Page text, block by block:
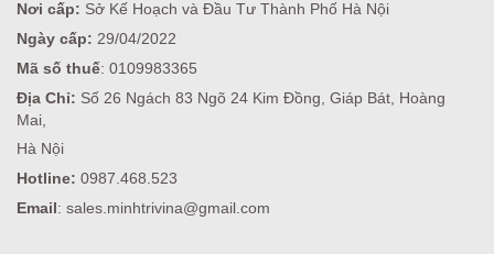
Nơi cấp: Sở Kế Hoạch và Đầu Tư Thành Phố Hà Nội
Ngày cấp: 29/04/2022
Mã số thuế: 0109983365
Địa Chỉ: Số 26 Ngách 83 Ngõ 24 Kim Đồng, Giáp Bát, Hoàng
Mai,
Hà Nội
Hotline: 0987.468.523
Email : sales.minhtrivina@gmail.com